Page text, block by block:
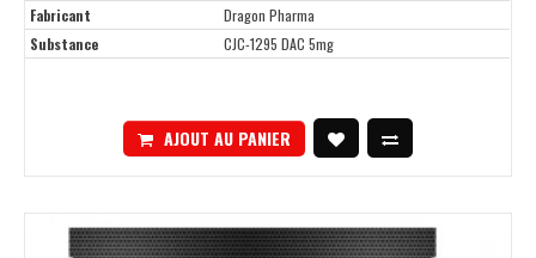
Fabricant
Dragon Pharma
Substance
CJC-1295 DAC 5mg
AJOUT AU PANIER